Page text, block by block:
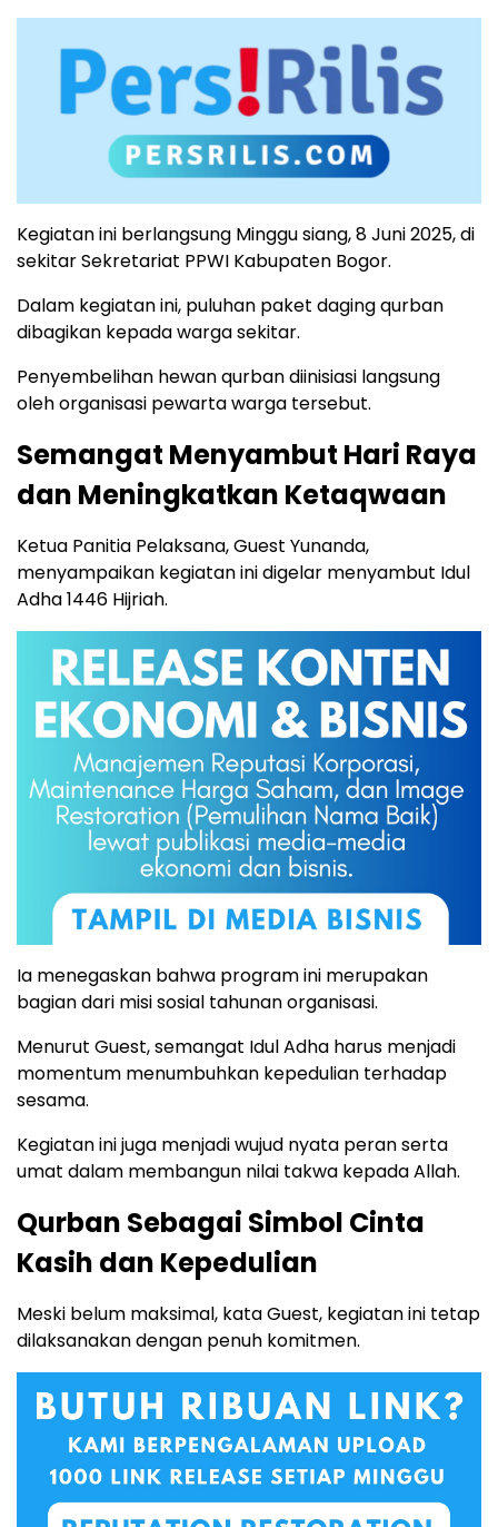
Kegiatan ini berlangsung Minggu siang, 8 Juni 2025, di
sekitar Sekretariat PPWI Kabupaten Bogor.
Dalam kegiatan ini, puluhan paket daging qurban
dibagikan kepada warga sekitar.
Penyembelihan hewan qurban diinisiasi langsung
oleh organisasi pewarta warga tersebut.
Semangat Menyambut Hari Raya
dan Meningkatkan Ketaqwaan
Ketua Panitia Pelaksana, Guest Yunanda,
menyampaikan kegiatan ini digelar menyambut Idul
Adha 1446 Hijriah.
Ia menegaskan bahwa program ini merupakan
bagian dari misi sosial tahunan organisasi.
Menurut Guest, semangat Idul Adha harus menjadi
momentum menumbuhkan kepedulian terhadap
sesama.
Kegiatan ini juga menjadi wujud nyata peran serta
umat dalam membangun nilai takwa kepada Allah.
Qurban Sebagai Simbol Cinta
Kasih dan Kepedulian
Meski belum maksimal, kata Guest, kegiatan ini tetap
dilaksanakan dengan penuh komitmen.